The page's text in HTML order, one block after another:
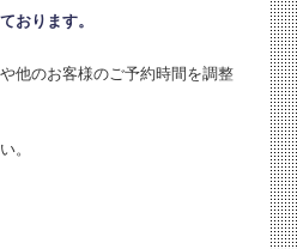
おります。
他のお客様のご予約時間を調整
。